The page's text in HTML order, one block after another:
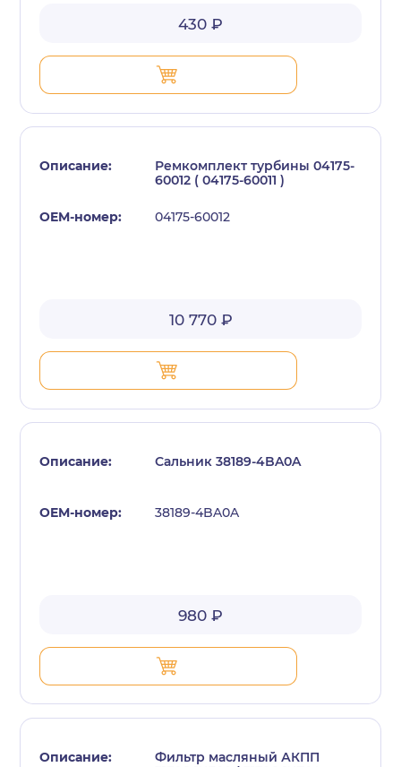
430 ₽
Ремкомплект турбины 04175-
60012 ( 04175-60011 )
04175-60012
10 770 ₽
Сальник 38189-4BA0A
38189-4BA0A
980 ₽
Фильтр масляный АКПП